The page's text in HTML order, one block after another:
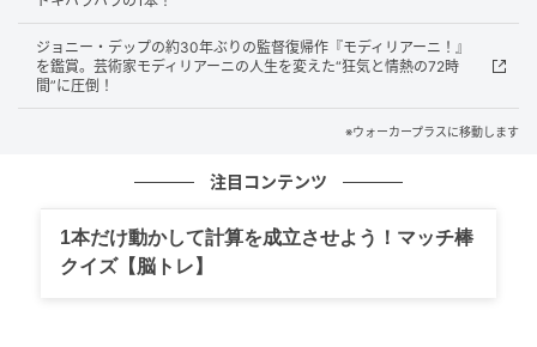
息子を亡くした夫婦を演じる綾瀬はるかと大
悟の繊細な芝居に注目！
オリジナル脚本による日本映画が完成した。
最新のテクノロジーで“亡き人をよみがえらせる”という
発想が企画の出発点の本作は、子どもを亡くした夫婦
ジョニー・デップの約30年ぶりの監督復帰作『モディリアーニ！』
を鑑賞。芸術家モディリアーニの人生を変えた“狂気と情熱の72時
間”に圧倒！
※ウォーカープラスに移動します
注目コンテンツ
1本だけ動かして計算を成立させよう！マッチ棒
クイズ【脳トレ】